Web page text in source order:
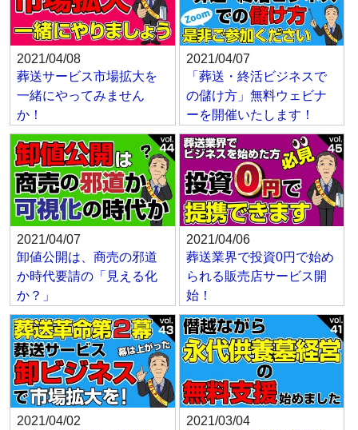
2021/04/08
葬送サービス市場拡大を
一緒にやってみません
か！
2021/04/07
「葬送・終活ビジネスで
の儲け方」無料ウェビナ
ーを開催いたします！
2021/04/07
卸値公開は、商売の邪道
か時代要請の「見える化
か？」
2021/04/06
葬送業界で投資0円で始め
られる販売店サービス開
始！
2021/04/02
2021/03/04